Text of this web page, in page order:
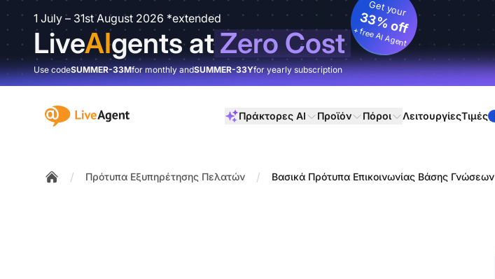
1 July – 31st August 2026 *extended
LiveAIgents atZero Cost
Get your
33% off
+ free AI Agent
Use codeSUMMER-33Mfor monthly andSUMMER-33Yfor yearly subscription
:site.title Πράκτορες AI Προϊόν Πόροι ΛειτουργίεςΤιμές
/ Πρότυπα Εξυπηρέτησης Πελατών / Βασικά Πρότυπα Επικοινωνίας Βάσης Γνώσεων